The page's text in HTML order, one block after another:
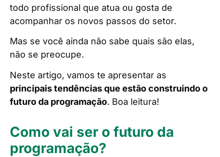
todo profissional que atua ou gosta de
acompanhar os novos passos do setor.
Mas se você ainda não sabe quais são elas,
não se preocupe.
Neste artigo, vamos te apresentar as
principais tendências que estão construindo o
futuro da programação. Boa leitura!
Como vai ser o futuro da
programação?